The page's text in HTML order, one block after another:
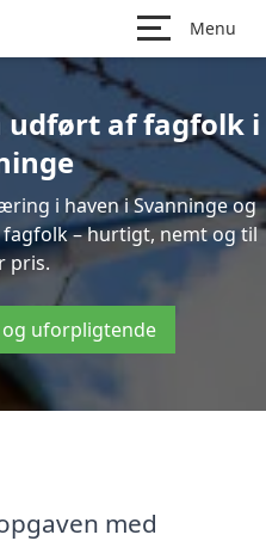
Menu
udført af fagfolk i
i haven i Svanninge og
– hurtigt, nemt og til
pris.
uforpligtende
med